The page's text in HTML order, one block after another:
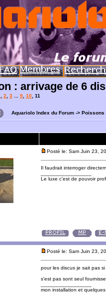
: arrivage de 6
2 3 9 10 11
Aquariolo Index du Forum -> Poissons
Posté le: Sam Juin 23,
Il faudrait interroger
Le luxe c'est de pouvoir
Posté le: Sam Juin 23,
pour les discus je sait pas
s'est pas sont seul
mon installation et